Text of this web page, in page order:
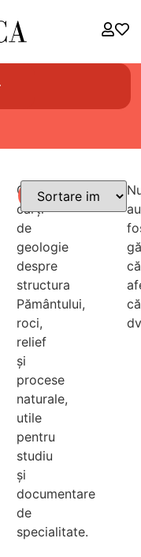
Găsești
cărți
de
geologie
despre
structura
Pământului,
roci,
relief
și
procese
naturale,
utile
pentru
studiu
și
documentare
de
specialitate.
Filtre
au